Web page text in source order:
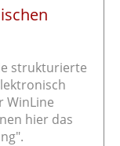
strukturierte
WinLine
hier das